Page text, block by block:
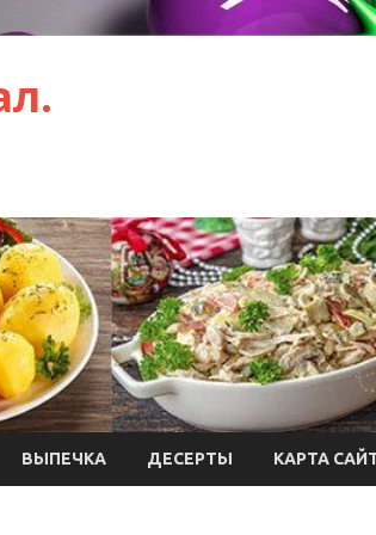
ВЫПЕЧКА ДЕСЕРТЫ КАРТА